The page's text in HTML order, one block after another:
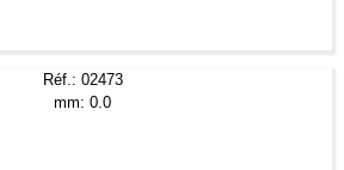
Réf.: 02473
mm: 0.0